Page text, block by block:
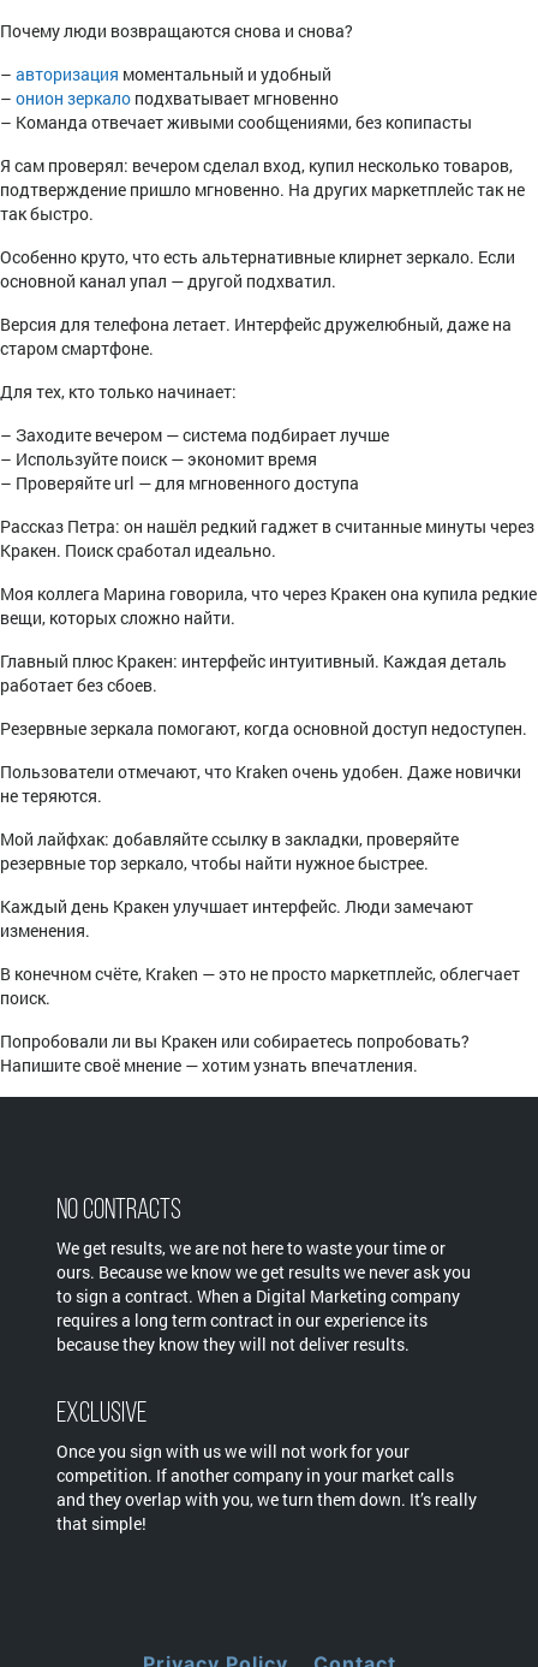
Почему люди возвращаются снова и снова?
– авторизация моментальный и удобный
– онион зеркало подхватывает мгновенно
– Команда отвечает живыми сообщениями, без копипасты
Я сам проверял: вечером сделал вход, купил несколько товаров,
подтверждение пришло мгновенно. На других маркетплейс так не
так быстро.
Особенно круто, что есть альтернативные клирнет зеркало. Если
основной канал упал — другой подхватил.
Версия для телефона летает. Интерфейс дружелюбный, даже на
старом смартфоне.
Для тех, кто только начинает:
– Заходите вечером — система подбирает лучше
– Используйте поиск — экономит время
– Проверяйте url — для мгновенного доступа
Рассказ Петра: он нашёл редкий гаджет в считанные минуты через
Кракен. Поиск сработал идеально.
Моя коллега Марина говорила, что через Кракен она купила редкие
вещи, которых сложно найти.
Главный плюс Кракен: интерфейс интуитивный. Каждая деталь
работает без сбоев.
Резервные зеркала помогают, когда основной доступ недоступен.
Пользователи отмечают, что Kraken очень удобен. Даже новички
не теряются.
Мой лайфхак: добавляйте ссылку в закладки, проверяйте
резервные тор зеркало, чтобы найти нужное быстрее.
Каждый день Кракен улучшает интерфейс. Люди замечают
изменения.
В конечном счёте, Kraken — это не просто маркетплейс, облегчает
поиск.
Попробовали ли вы Кракен или собираетесь попробовать?
Напишите своё мнение — хотим узнать впечатления.
No Contracts
We get results, we are not here to waste your time or
ours. Because we know we get results we never ask you
to sign a contract. When a Digital Marketing company
requires a long term contract in our experience its
because they know they will not deliver results.
Exclusive
Once you sign with us we will not work for your
competition. If another company in your market calls
and they overlap with you, we turn them down. It’s really
that simple!